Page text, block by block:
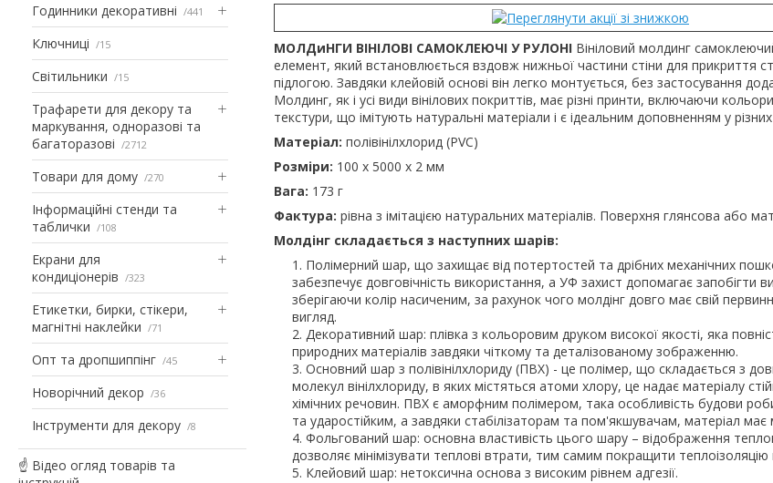
Годинники декоративні 441
Ключниці 15
Світильники 15
Трафарети для декору та
маркування, одноразові та
багаторазові
2712
Товари для дому 270
Інформаційні стенди та
таблички
108
Екрани для
кондиціонерів
323
Етикетки, бирки, стікери,
магнітні наклейки
71
Опт та дропшиппінг 45
Новорічний декор 36
Інструменти для декору 8
☝ Відео огляд товарів та
МОЛДиНГИ ВІНІЛОВІ САМОКЛЕЮЧІ У РУЛОНІ Вініловий молдинг
елемент, який встановлюється вздовж нижньої частини стіни для прикриття
підлогою. Завдяки клейовій основі він легко монтується, без застосування
Молдинг, як і усі види вінілових покриттів, має різні принти, включаючи
текстури, що імітують натуральні матеріали і є ідеальним доповненням у різних
Матеріал: полівінілхлорид (PVC)
Розміри: 100 х 5000 х 2 мм
Вага: 173 г
Фактура: рівна з імітацією натуральних матеріалів. Поверхня глянсова або
Молдінг складається з наступних шарів:
Полімерний шар, що захищає від потертостей та дрібних механічних
забезпечує довговічність використання, а УФ захист допомагає запобігти
зберігаючи колір насиченим, за рахунок чого молдінг довго має свій
вигляд.
Декоративний шар: плівка з кольоровим друком високої якості, яка
природних матеріалів завдяки чіткому та деталізованому зображенню.
Основний шар з полівінілхлориду (ПВХ) - це полімер, що складається з
молекул вінілхлориду, в яких містяться атоми хлору, це надає матеріалу
хімічних речовин. ПВХ є аморфним полімером, така особливість будови
та ударостійким, а завдяки стабілізаторам та пом'якшувачам, матеріал має
Фольгований шар: основна властивість цього шару – відображення
дозволяє мінімізувати теплові втрати, тим самим покращити
Клейовий шар: нетоксична основа з високим рівнем адгезії.